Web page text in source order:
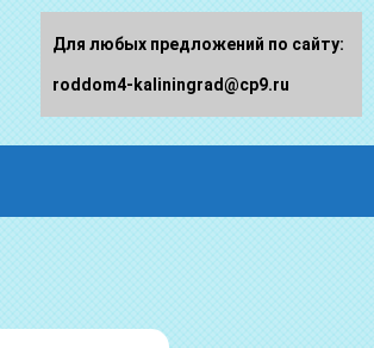
Для любых предложений по сайту:
roddom4-kaliningrad@cp9.ru